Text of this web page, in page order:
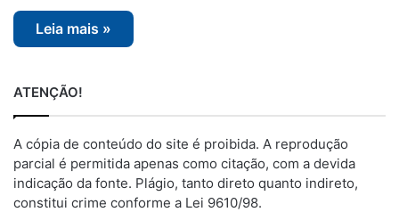
Leia mais »
ATENÇÃO!
A cópia de conteúdo do site é proibida. A reprodução
parcial é permitida apenas como citação, com a devida
indicação da fonte. Plágio, tanto direto quanto indireto,
constitui crime conforme a Lei 9610/98.